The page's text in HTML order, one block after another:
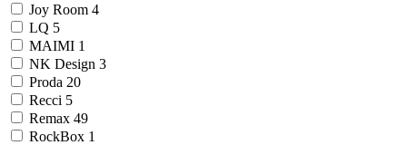
Joy Room 4
LQ 5
MAIMI 1
NK Design 3
Proda 20
Recci 5
Remax 49
RockBox 1